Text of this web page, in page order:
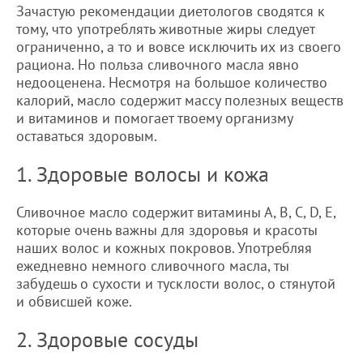
Зачастую рекомендации диетологов сводятся к
тому, что употреблять животные жиры следует
ограниченно, а то и вовсе исключить их из своего
рациона. Но польза сливочного масла явно
недооценена. Несмотря на большое количество
калорий, масло содержит массу полезных веществ
и витаминов и помогает твоему организму
оставаться здоровым.
1. Здоровые волосы и кожа
Сливочное масло содержит витамины А, В, С, D, Е,
которые очень важны для здоровья и красоты
наших волос и кожных покровов. Употребляя
ежедневно немного сливочного масла, ты
забудешь о сухости и тусклости волос, о стянутой
и обвисшей коже.
2. Здоровые сосуды